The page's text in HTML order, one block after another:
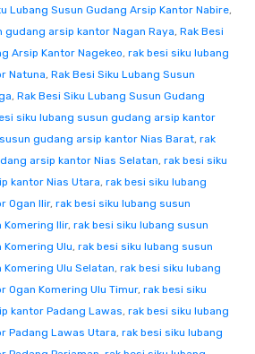
Lubang Susun Gudang Arsip Kantor Nabire,
gudang arsip kantor Nagan Raya, Rak Besi
Arsip Kantor Nagekeo, rak besi siku lubang
Natuna, Rak Besi Siku Lubang Susun
, Rak Besi Siku Lubang Susun Gudang
siku lubang susun gudang arsip kantor
gudang arsip kantor Nias Barat, rak
arsip kantor Nias Selatan, rak besi siku
kantor Nias Utara, rak besi siku lubang
Ogan Ilir, rak besi siku lubang susun
Komering Ilir, rak besi siku lubang susun
Ulu, rak besi siku lubang susun
Ulu Selatan, rak besi siku lubang
Ogan Komering Ulu Timur, rak besi siku
kantor Padang Lawas, rak besi siku lubang
Padang Lawas Utara, rak besi siku lubang